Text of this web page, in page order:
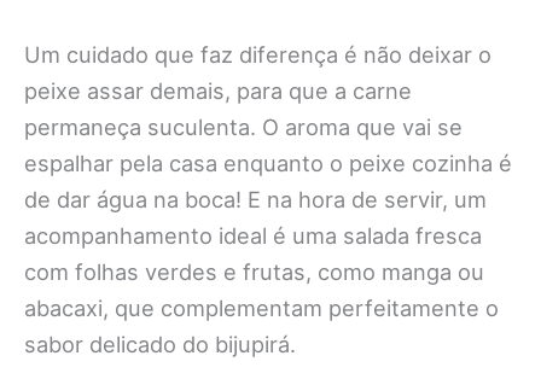
Um cuidado que faz diferença é não deixar o
peixe assar demais, para que a carne
permaneça suculenta. O aroma que vai se
espalhar pela casa enquanto o peixe cozinha é
de dar água na boca! E na hora de servir, um
acompanhamento ideal é uma salada fresca
com folhas verdes e frutas, como manga ou
abacaxi, que complementam perfeitamente o
sabor delicado do bijupirá.